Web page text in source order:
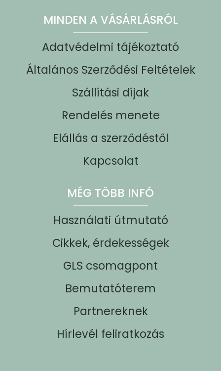
MINDEN A VÁSÁRLÁSRÓL
Adatvédelmi tájékoztató
Általános Szerződési Feltételek
Szállítási díjak
Rendelés menete
Elállás a szerződéstől
Kapcsolat
MÉG TÖBB INFÓ
Használati útmutató
Cikkek, érdekességek
GLS csomagpont
Bemutatóterem
Partnereknek
Hírlevél feliratkozás